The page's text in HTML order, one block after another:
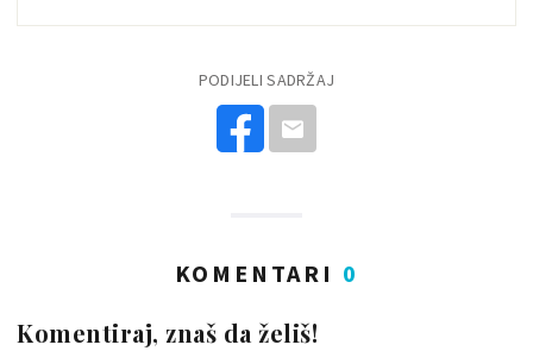
PODIJELI SADRŽAJ
KOMENTARI 0
Komentiraj, znaš da želiš!